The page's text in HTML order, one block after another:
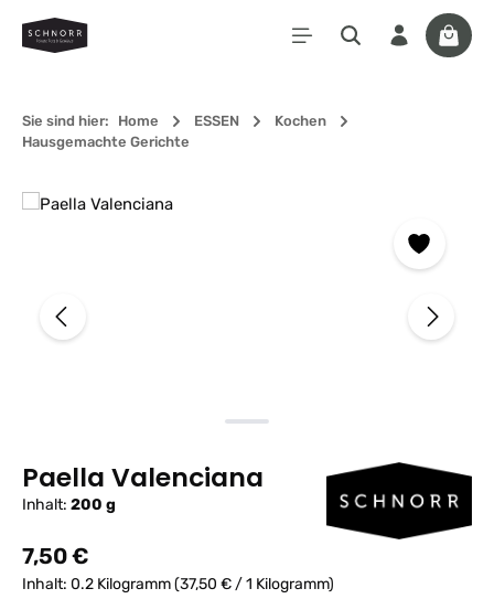
Zum Hauptinhalt springen
Sie sind hier: Home ESSEN
Kochen
Hausgemachte Gerichte
Bildergalerie überspringen
Paella Valenciana
Inhalt: 200 g
Regulärer Preis:
7,50 €
Inhalt: 0.2 Kilogramm(37,50 € / 1 Kilogramm)